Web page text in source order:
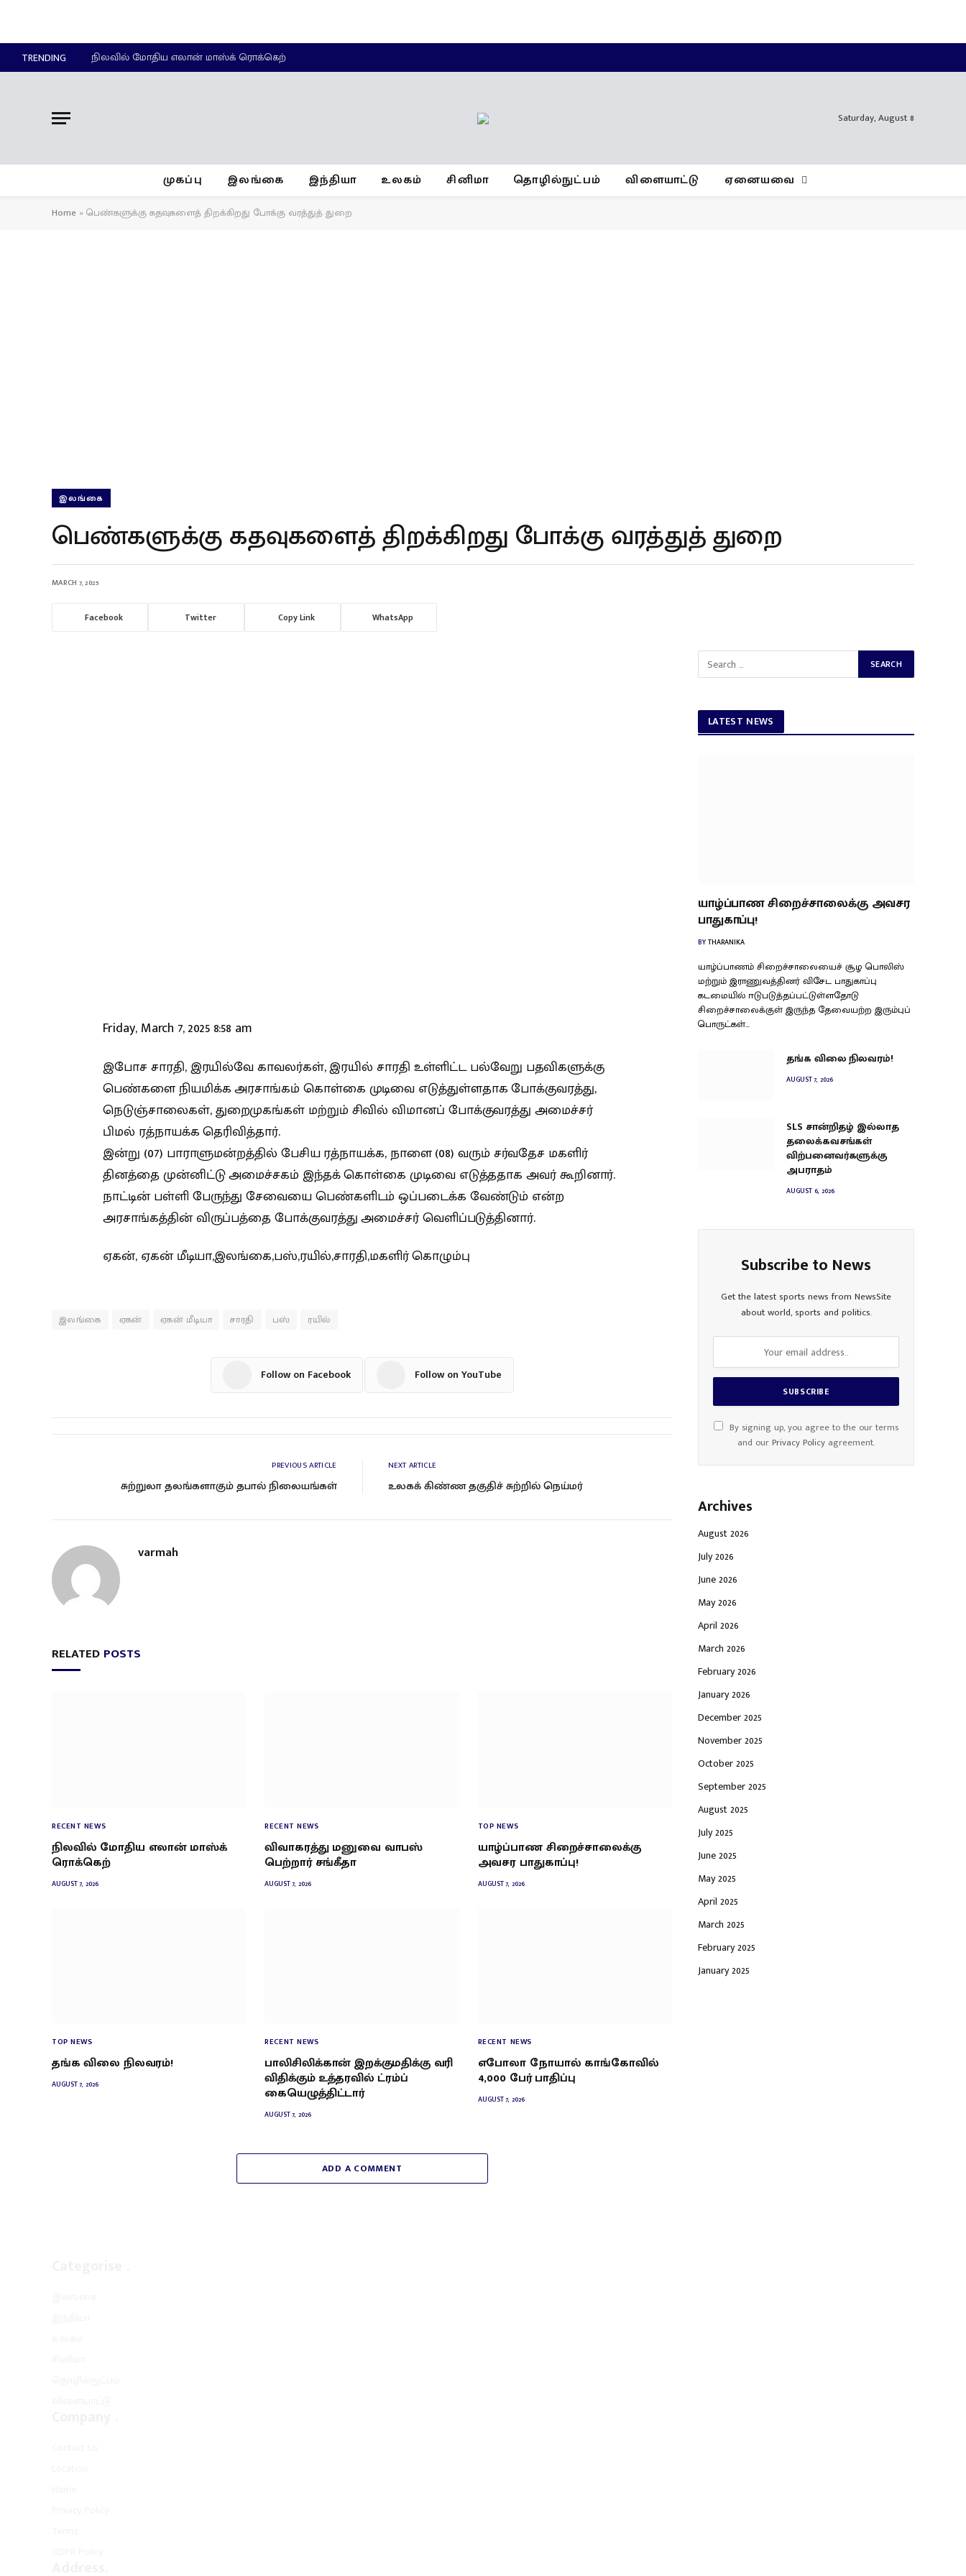
TRENDING நிலவில் மோதிய எலான் மாஸ்க் ரொக்கெற்
Saturday, August 8
முகப்பு இலங்கை இந்தியா உலகம் சினிமா தொழில்நுட்பம் விளையாட்டு ஏனையவை
Home »பெண்களுக்கு கதவுகளைத் திறக்கிறது போக்கு வரத்துத் துறை
இலங்கை
பெண்களுக்கு கதவுகளைத் திறக்கிறது போக்கு வரத்துத் துறை
MARCH 7, 2025
Facebook Twitter Copy Link WhatsApp
Friday, March 7, 2025 8:58 am
இபோச சாரதி, இரயில்வே காவலர்கள், இரயில் சாரதி உள்ளிட்ட பல்வேறு பதவிகளுக்கு
பெண்களை நியமிக்க அரசாங்கம் கொள்கை முடிவை எடுத்துள்ளதாக போக்குவரத்து,
நெடுஞ்சாலைகள், துறைமுகங்கள் மற்றும் சிவில் விமானப் போக்குவரத்து அமைச்சர்
பிமல் ரத்நாயக்க தெரிவித்தார்.
இன்று (07) பாராளுமன்றத்தில் பேசிய ரத்நாயக்க, நாளை (08) வரும் சர்வதேச மகளிர்
தினத்தை முன்னிட்டு அமைச்சகம் இந்தக் கொள்கை முடிவை எடுத்ததாக அவர் கூறினார்.
நாட்டின் பள்ளி பேருந்து சேவையை பெண்களிடம் ஒப்படைக்க வேண்டும் என்ற
அரசாங்கத்தின் விருப்பத்தை போக்குவரத்து அமைச்சர் வெளிப்படுத்தினார்.
ஏகன், ஏகன் மீடியா,இலங்கை,பஸ்,ரயில்,சாரதி,மகளிர் கொழும்பு
இலங்கை ஏகன் ஏகன் மீடியா சாரதி பஸ் ரயில்
Follow on Facebook Follow on YouTube
PREVIOUS ARTICLE
சுற்றுலா தலங்களாகும் தபால் நிலையங்கள்
NEXT ARTICLE
உலகக் கிண்ண தகுதிச் சுற்றில் நெய்மர்
varmah
RELATED POSTS
RECENT NEWS
நிலவில் மோதிய எலான் மாஸ்க்
ரொக்கெற்
AUGUST 7, 2026
RECENT NEWS
விவாகரத்து மனுவை வாபஸ்
பெற்றார் சங்கீதா
AUGUST 7, 2026
TOP NEWS
யாழ்ப்பாண சிறைச்சாலைக்கு
அவசர பாதுகாப்பு!
AUGUST 7, 2026
TOP NEWS
தங்க விலை நிலவரம்!
AUGUST 7, 2026
RECENT NEWS
பாலிசிலிக்கான் இறக்குமதிக்கு வரி
விதிக்கும் உத்தரவில் ட்ரம்ப்
கையெழுத்திட்டார்
AUGUST 7, 2026
RECENT NEWS
எபோலா நோயால் காங்கோவில்
4,000 பேர் பாதிப்பு
AUGUST 7, 2026
ADD A COMMENT
LATEST NEWS
யாழ்ப்பாண சிறைச்சாலைக்கு அவசர
பாதுகாப்பு!
BYTHARANIKA
யாழ்ப்பாணம் சிறைச்சாலையைச் சூழ பொலிஸ்
மற்றும் இராணுவத்தினர் விசேட பாதுகாப்பு
கடமையில் ஈடுபடுத்தப்பட்டுள்ளதோடு
சிறைச்சாலைக்குள் இருந்த தேவையற்ற இரும்புப்
பொருட்கள்…
தங்க விலை நிலவரம்!
AUGUST 7, 2026
SLS சான்றிதழ் இல்லாத
தலைக்கவசங்கள்
விற்பனைவர்களுக்கு
அபராதம்
AUGUST 6, 2026
Subscribe to News
Get the latest sports news from NewsSite
about world, sports and politics.
By signing up, you agree to the our terms
and ourPrivacy Policy agreement.
Archives
August 2026
July 2026
June 2026
May 2026
April 2026
March 2026
February 2026
January 2026
December 2025
November 2025
October 2025
September 2025
August 2025
July 2025
June 2025
May 2025
April 2025
March 2025
February 2025
January 2025